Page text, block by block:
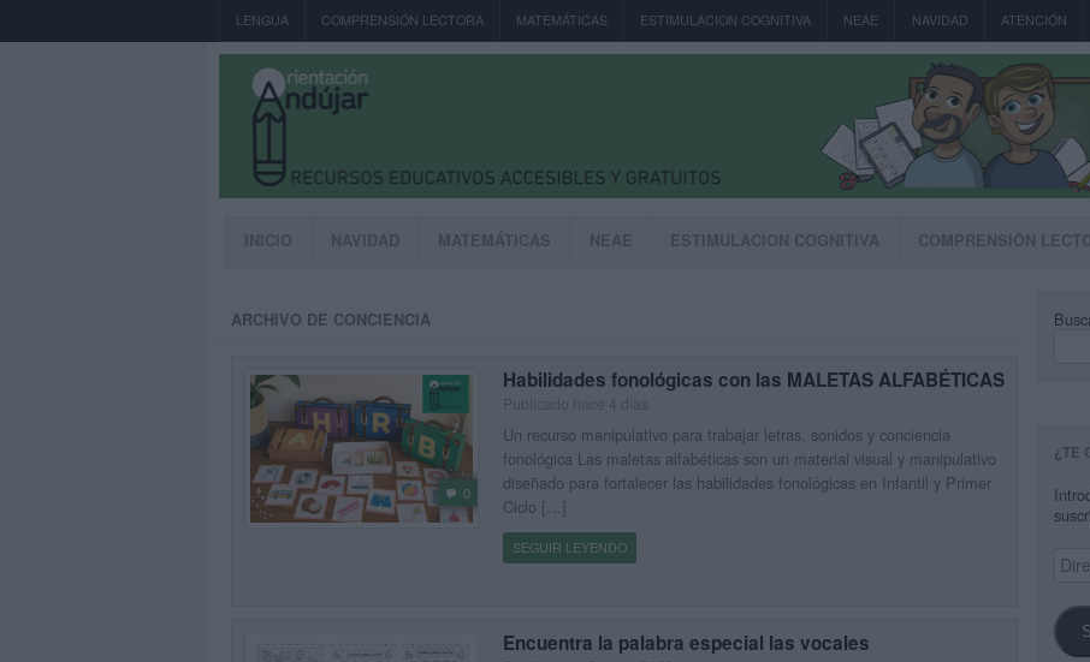
LENGUA COMPRENSIÓN LECTORA MATEMÁTICAS ESTIMULACION COGNITIVA NEAE NAVIDAD ATENCIÓN
INICIO NAVIDAD MATEMÁTICAS NEAE ESTIMULACION COGNITIVA COMPRENSIÓN
ARCHIVO DE CONCIENCIA
0
Habilidades fonológicas con las MALETAS ALFABÉTICAS
Un recurso manipulativo para trabajar letras, sonidos y conciencia
fonológica Las maletas alfabéticas son un material visual y manipulativo
diseñado para fortalecer las habilidades fonológicas en Infantil y Primer
Ciclo […]
SEGUIR LEYENDO
Encuentra la palabra especial las vocales
¿TE
de